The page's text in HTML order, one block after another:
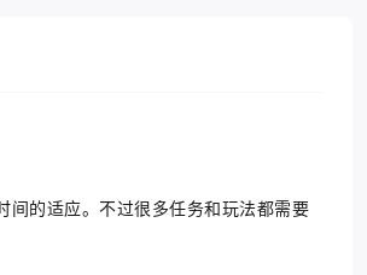
间的适应。不过很多任务和玩法都需要